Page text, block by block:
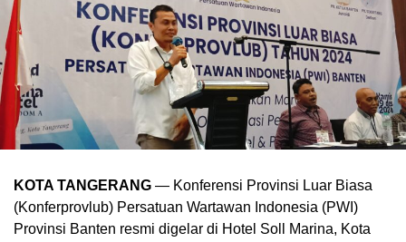
KOTA TANGERANG — Konferensi Provinsi Luar Biasa
(Konferprovlub) Persatuan Wartawan Indonesia (PWI)
Provinsi Banten resmi digelar di Hotel Soll Marina, Kota